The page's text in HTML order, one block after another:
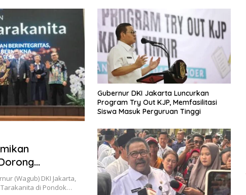
Jakarta
(Wagub) DKI Jakarta,
di Pondok…
Gubernur DKI Jakarta Luncurkan
Program Try Out KJP, Memfasilitasi
Siswa Masuk Perguruan Tinggi